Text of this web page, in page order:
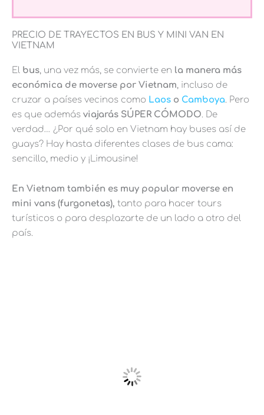
PRECIO DE TRAYECTOS EN BUS Y MINI VAN EN
VIETNAM
El bus, una vez más, se convierte en la manera más
económica de moverse por Vietnam, incluso de
cruzar a países vecinos como Laos o Camboya. Pero
es que además viajarás SÚPER CÓMODO. De
verdad… ¿Por qué solo en Vietnam hay buses así de
guays? Hay hasta diferentes clases de bus cama:
sencillo, medio y ¡Limousine!
En Vietnam también es muy popular moverse en
mini vans (furgonetas), tanto para hacer tours
turísticos o para desplazarte de un lado a otro del
país.